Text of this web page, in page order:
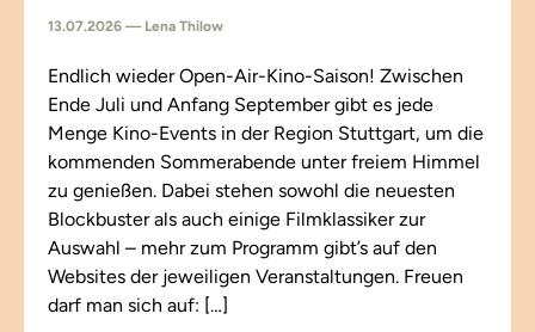
13.07.2026 — Lena Thilow
Endlich wieder Open-Air-Kino-Saison! Zwischen
Ende Juli und Anfang September gibt es jede
Menge Kino-Events in der Region Stuttgart, um die
kommenden Sommerabende unter freiem Himmel
zu genießen. Dabei stehen sowohl die neuesten
Blockbuster als auch einige Filmklassiker zur
Auswahl – mehr zum Programm gibt’s auf den
Websites der jeweiligen Veranstaltungen. Freuen
darf man sich auf: […]